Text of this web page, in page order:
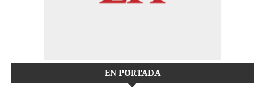
EN PORTADA